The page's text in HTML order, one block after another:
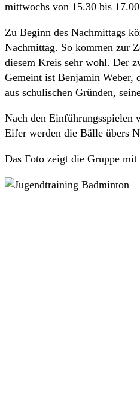
mittwochs von 15.30 bis
Zu Beginn des Nachmittags
Nachmittag. So kommen zur
diesem Kreis sehr wohl. Der
Gemeint ist Benjamin Weber,
aus schulischen Gründen,
Nach den Einführungsspielen
Eifer werden die Bälle übers
Das Foto zeigt die Gruppe mit